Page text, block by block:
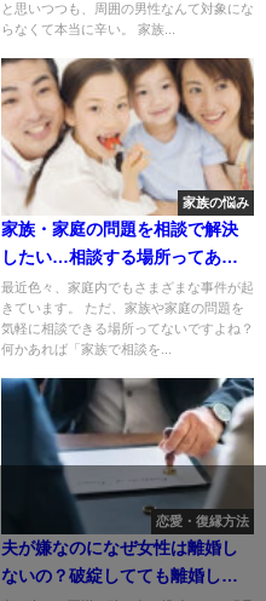
と思いつつも、周囲の男性なんて対象にな
らなくて本当に辛い。 家族...
家族の悩み
家族・家庭の問題を相談で解決
したい…相談する場所ってあ
る？
最近色々、家庭内でもさまざまな事件が起
きています。 ただ、家族や家庭の問題を
気軽に相談できる場所ってないですよね？
何かあれば「家族で相談を...
恋愛・復縁方法
夫が嫌なのになぜ女性は離婚し
ないの？破綻してても離婚しな